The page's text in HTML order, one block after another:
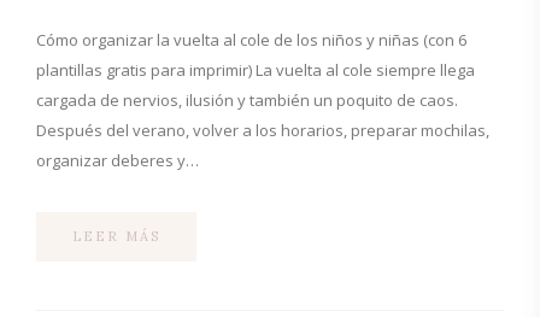
Cómo organizar la vuelta al cole de los niños y niñas (con 6
plantillas gratis para imprimir) La vuelta al cole siempre llega
cargada de nervios, ilusión y también un poquito de caos.
Después del verano, volver a los horarios, preparar mochilas,
organizar deberes y…
LEER MÁS